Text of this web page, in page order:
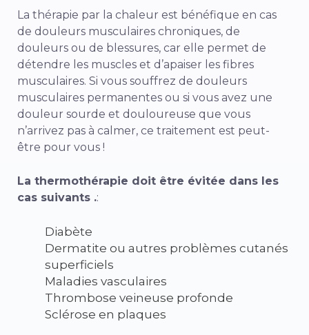
La thérapie par la chaleur est bénéfique en cas
de douleurs musculaires chroniques, de
douleurs ou de blessures, car elle permet de
détendre les muscles et d’apaiser les fibres
musculaires. Si vous souffrez de douleurs
musculaires permanentes ou si vous avez une
douleur sourde et douloureuse que vous
n’arrivez pas à calmer, ce traitement est peut-
être pour vous !
La thermothérapie doit être évitée dans les
cas suivants .:
Diabète
Dermatite ou autres problèmes cutanés
superficiels
Maladies vasculaires
Thrombose veineuse profonde
Sclérose en plaques